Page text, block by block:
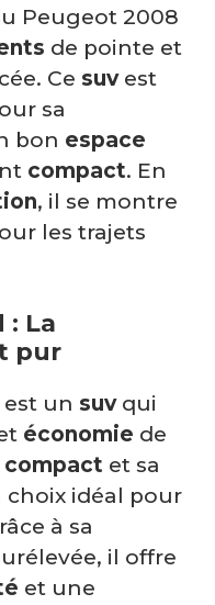
Peugeot 2008
de pointe et
Ce suvest
sa
bon espace
compact. En
, il se montre
les trajets
: La
pur
est un suvqui
économie de
compact et sa
idéal pour
à sa
il offre
et une